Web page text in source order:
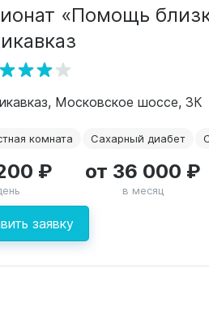
«Помощь
Московское шоссе, 3К
комната Сахарный диабет
заявку
₽ от 36 000 ₽
в месяц